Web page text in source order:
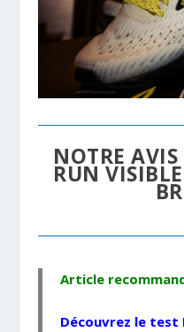
NOTRE
RUN
Article
Découvrez le test